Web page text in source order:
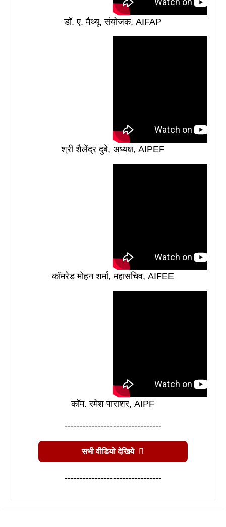
डॉ. ए. मैथ्यू, संयोजक, AIFAP
श्री शैलेंद्र दुबे, अध्यक्ष, AIPEF
कॉमरेड मोहन शर्मा, महासचिव, AIFEE
कॉम. रमेश पाराशर, AIPF
--------------------------------
सभी वीडियो देखिये
--------------------------------